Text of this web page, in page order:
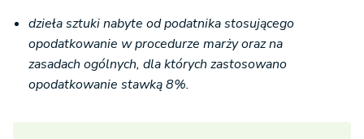
dzieła sztuki nabyte od podatnika stosującego
opodatkowanie w procedurze marży oraz na
zasadach ogólnych, dla których zastosowano
opodatkowanie stawką 8%.